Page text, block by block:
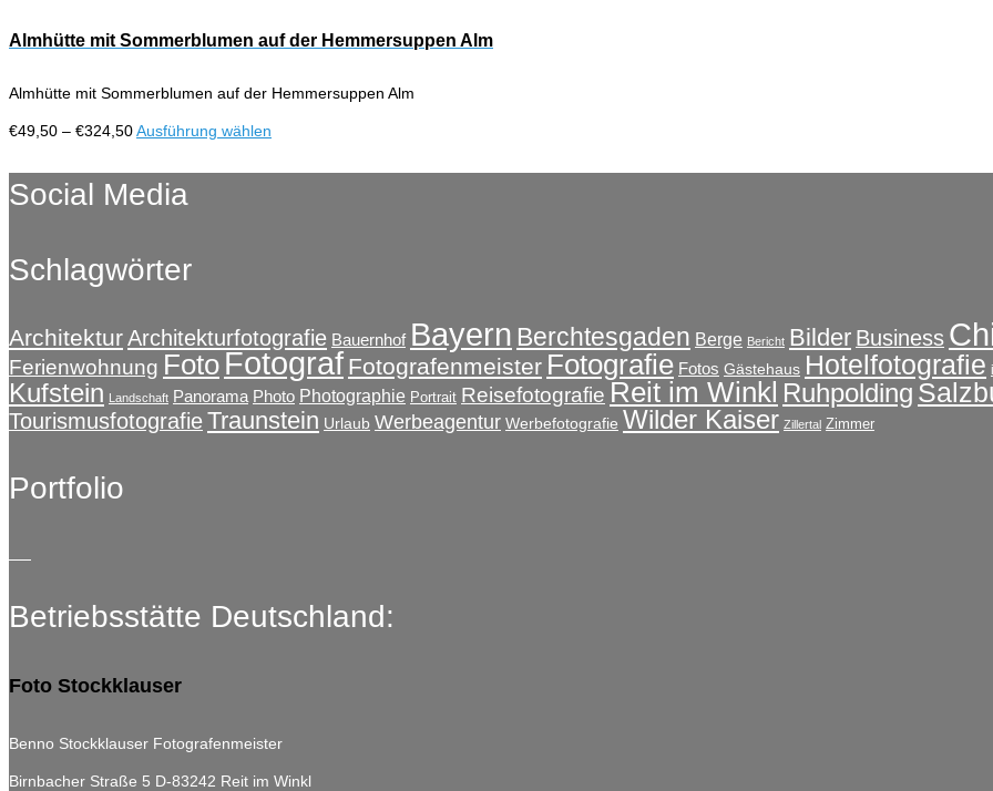
Produktseite
werden
€324,50
mehrere
Varianten
Die
können
Almhütte mit Sommerblumen auf der Hemmersuppen Alm
Almhütte mit Sommerblumen auf der Hemmersuppen Alm
€49,50 – €324,50Preisspanne:
bis
€324,50
Ausführung wählen
weist
der
Produktseite
gewählt
werden
Social Media
Schlagwörter
ArchitekturArchitekturfotografie Bauernhof Bayern Berchtesgaden Berge Bericht Bilder Business
Ferienwohnung Foto Fotograf Fotografenmeister Fotografie Fotos Gästehaus Hotelfotografie
Kufstein Landschaft Panorama Photo Photographie Portrait Reisefotografie Reit im Winkl Ruhpolding
TourismusfotografieTraunstein Urlaub Werbeagentur Werbefotografie Wilder Kaiser Zillertal Zimmer
Portfolio
Betriebsstätte Deutschland:
Foto Stockklauser
Benno Stockklauser Fotografenmeister
Birnbacher Straße 5 D-83242 Reit im Winkl